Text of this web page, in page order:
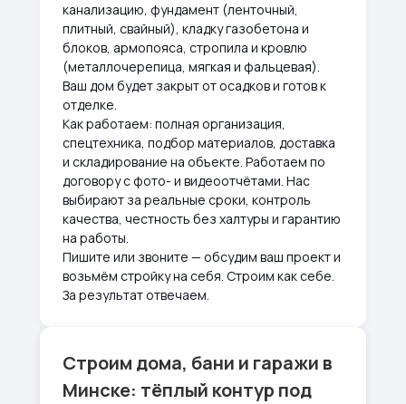
канализацию, фундамент (ленточный,
плитный, свайный), кладку газобетона и
блоков, армопояса, стропила и кровлю
(металлочерепица, мягкая и фальцевая).
Ваш дом будет закрыт от осадков и готов к
отделке.
Как работаем: полная организация,
спецтехника, подбор материалов, доставка
и складирование на объекте. Работаем по
договору с фото- и видеоотчётами. Нас
выбирают за реальные сроки, контроль
качества, честность без халтуры и гарантию
на работы.
Пишите или звоните — обсудим ваш проект и
возьмём стройку на себя. Строим как себе.
За результат отвечаем.
Строим дома, бани и гаражи в
Минске: тёплый контур под